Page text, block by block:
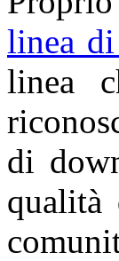
linea di
linea
di
qualità